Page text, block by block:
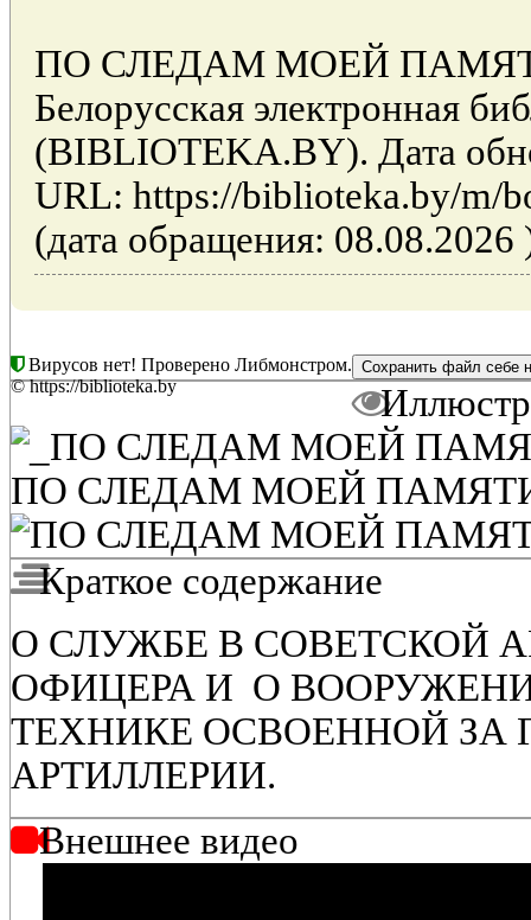
ПО СЛЕДАМ МОЕЙ ПАМЯТИ
Белорусская электронная
(BIBLIOTEKA.BY). Дата
URL: https://biblioteka.by/m/
(дата обращения: 08.08.2026
Вирусов нет! Проверено Либмонстром.
© https://biblioteka.by
ПО СЛЕДАМ МОЕЙ ПАМЯТИ
Краткое содержание
О СЛУЖБЕ В СОВЕТСКОЙ
ОФИЦЕРА И О
ТЕХНИКЕ ОСВОЕННОЙ
АРТИЛЛЕРИИ.
Внешнее видео